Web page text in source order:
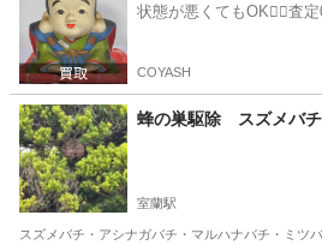
状態が悪くてもOK🙆‍♀️査
COYASH
蜂の巣駆除 スズメバ
室蘭駅
スズメバチ・アシナガバチ・マルハナバチ・ミツ